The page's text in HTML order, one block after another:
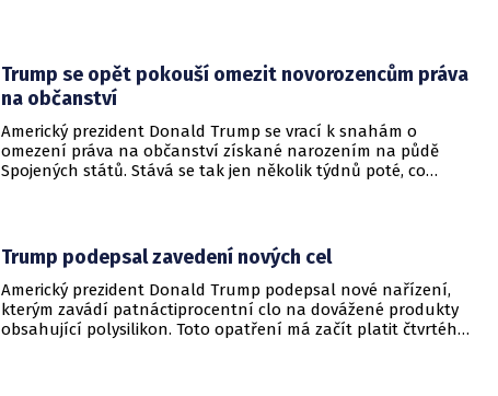
Trump se opět pokouší omezit novorozencům práva
na občanství
Americký prezident Donald Trump se vrací k snahám o
omezení práva na občanství získané narozením na půdě
Spojených států. Stává se tak jen několik týdnů poté, co
Trump podepsal zavedení nových cel
Americký prezident Donald Trump podepsal nové nařízení,
kterým zavádí patnáctiprocentní clo na dovážené produkty
obsahující polysilikon. Toto opatření má začít platit čtvrtého